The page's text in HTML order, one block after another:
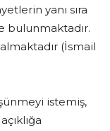
yanı sıra
bulunmaktadır.
(İsmail
istemiş,